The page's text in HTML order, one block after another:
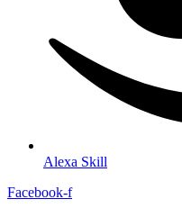
Alexa Skill
Facebook-f